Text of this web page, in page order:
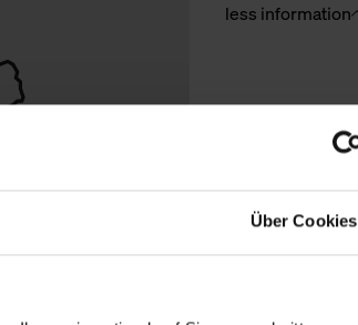
Über Cookies
less information